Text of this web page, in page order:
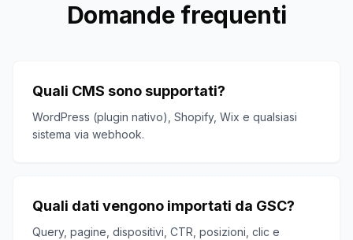
Domande frequenti
Quali CMS sono supportati?
WordPress (plugin nativo), Shopify, Wix e qualsiasi
sistema via webhook.
Quali dati vengono importati da GSC?
Query, pagine, dispositivi, CTR, posizioni, clic e